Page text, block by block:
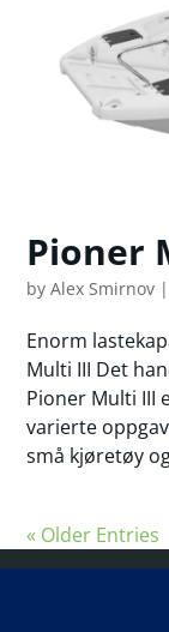
Pioner
byAlex Smirnov |
Enorm
Multi III Det
Pioner Multi III
varierte
små kjøretøy
« Older Entries